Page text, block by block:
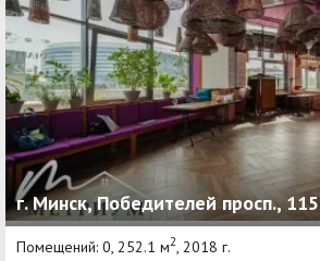
г. Минск, Победителей просп., 115
Помещений: 0, 252.1 м2, 2018 г.